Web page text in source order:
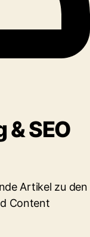
SEO
Artikel zu den
Content